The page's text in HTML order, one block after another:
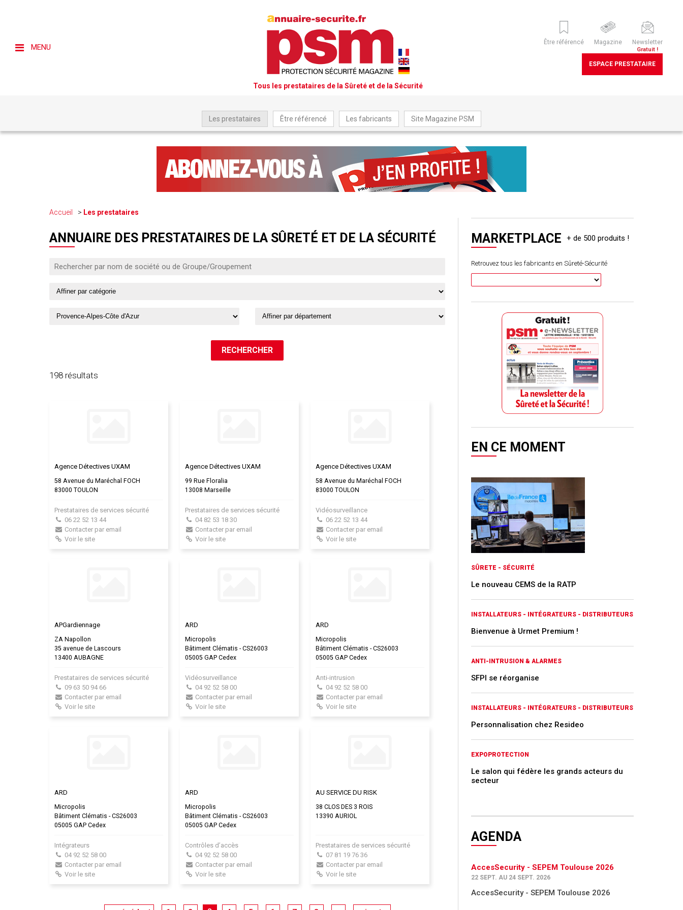
MENU
Tous les prestataires de la Sûreté et de la Sécurité
Être référencé Magazine Newsletter
Gratuit !
ESPACE PRESTATAIRE
Les prestataires Être référencé Les fabricants Site Magazine PSM
Accueil Les prestataires
ANNUAIRE DES PRESTATAIRES DE LA SÛRETÉ ET DE LA SÉCURITÉ
198 résultats
Agence Détectives UXAM
58 Avenue du Maréchal FOCH
83000 TOULON
Prestataires de services sécurité
06 22 52 13 44
Contacter par email
Voir le site
Agence Détectives UXAM
99 Rue Floralia
13008 Marseille
Prestataires de services sécurité
04 82 53 18 30
Contacter par email
Voir le site
Agence Détectives UXAM
58 Avenue du Maréchal FOCH
83000 TOULON
Vidéosurveillance
06 22 52 13 44
Contacter par email
Voir le site
APGardiennage
ZA Napollon
35 avenue de Lascours
13400 AUBAGNE
Prestataires de services sécurité
09 63 50 94 66
Contacter par email
Voir le site
ARD
Micropolis
Bâtiment Clématis - CS26003
05005 GAP Cedex
Vidéosurveillance
04 92 52 58 00
Contacter par email
Voir le site
ARD
Micropolis
Bâtiment Clématis - CS26003
05005 GAP Cedex
Anti-intrusion
04 92 52 58 00
Contacter par email
Voir le site
ARD
Micropolis
Bâtiment Clématis - CS26003
05005 GAP Cedex
Intégrateurs
04 92 52 58 00
Contacter par email
Voir le site
ARD
Micropolis
Bâtiment Clématis - CS26003
05005 GAP Cedex
Contrôles d’accès
04 92 52 58 00
Contacter par email
Voir le site
AU SERVICE DU RISK
38 CLOS DES 3 ROIS
13390 AURIOL
Prestataires de services sécurité
07 81 19 76 36
Contacter par email
Voir le site
MARKETPLACE
Retrouvez tous les fabricants en Sûreté-Sécurité
EN CE MOMENT
SÛRETE - SÉCURITÉ
Le nouveau CEMS de la RATP
INSTALLATEURS - INTÉGRATEURS - DISTRIBUTEURS
Bienvenue à Urmet Premium !
ANTI-INTRUSION & ALARMES
SFPI se réorganise
INSTALLATEURS - INTÉGRATEURS - DISTRIBUTEURS
Personnalisation chez Resideo
EXPOPROTECTION
Le salon qui fédère les grands acteurs du
secteur
AGENDA
AccesSecurity - SEPEM Toulouse 2026
22 SEPT. AU 24 SEPT. 2026
AccesSecurity - SEPEM Toulouse 2026